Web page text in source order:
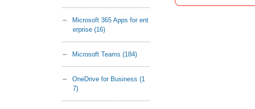
Microsoft 365 Apps for ent
erprise (16)
Microsoft Teams (184)
OneDrive for Business (1
7)